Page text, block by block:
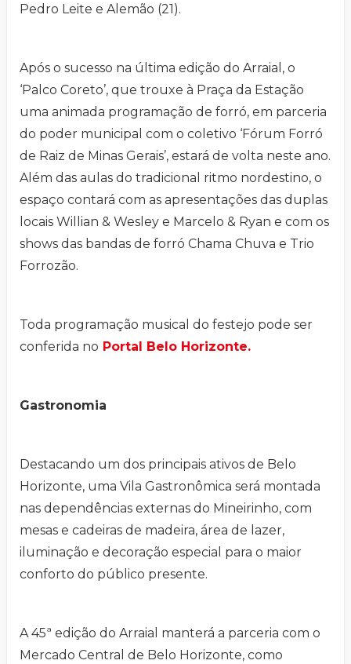
Pedro Leite e Alemão (21).
Após o sucesso na última edição do Arraial, o
‘Palco Coreto’, que trouxe à Praça da Estação
uma animada programação de forró, em parceria
do poder municipal com o coletivo ‘Fórum Forró
de Raiz de Minas Gerais’, estará de volta neste ano.
Além das aulas do tradicional ritmo nordestino, o
espaço contará com as apresentações das duplas
locais Willian & Wesley e Marcelo & Ryan e com os
shows das bandas de forró Chama Chuva e Trio
Forrozão.
Toda programação musical do festejo pode ser
conferida no Portal Belo Horizonte.
Gastronomia
Destacando um dos principais ativos de Belo
Horizonte, uma Vila Gastronômica será montada
nas dependências externas do Mineirinho, com
mesas e cadeiras de madeira, área de lazer,
iluminação e decoração especial para o maior
conforto do público presente.
A 45ª edição do Arraial manterá a parceria com o
Mercado Central de Belo Horizonte, como